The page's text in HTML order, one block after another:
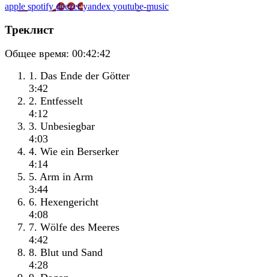
apple spotifydeezeryandex youtube-music
Треклист
Общее время: 00:42:42
1. Das Ende der Götter
3:42
2. Entfesselt
4:12
3. Unbesiegbar
4:03
4. Wie ein Berserker
4:14
5. Arm in Arm
3:44
6. Hexengericht
4:08
7. Wölfe des Meeres
4:42
8. Blut und Sand
4:28